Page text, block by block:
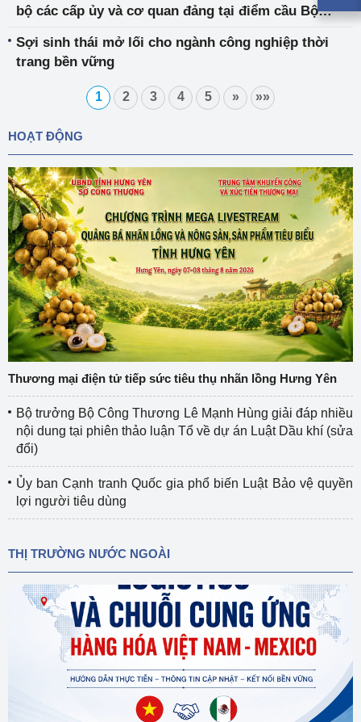
bộ các cấp ủy và cơ quan đảng tại điểm cầu Bộ
Sợi sinh thái mở lối cho ngành công nghiệp thời
trang bền vững
1 2 3 4 5 » »»
HOẠT ĐỘNG
Thương mại điện tử tiếp sức tiêu thụ nhãn lồng Hưng Yên
Bộ trưởng Bộ Công Thương Lê Mạnh Hùng giải đáp nhiều
nội dung tại phiên thảo luận Tổ về dự án Luật Dầu khí (sửa
đổi)
Ủy ban Cạnh tranh Quốc gia phổ biến Luật Bảo vệ quyền
lợi người tiêu dùng
THỊ TRƯỜNG NƯỚC NGOÀI